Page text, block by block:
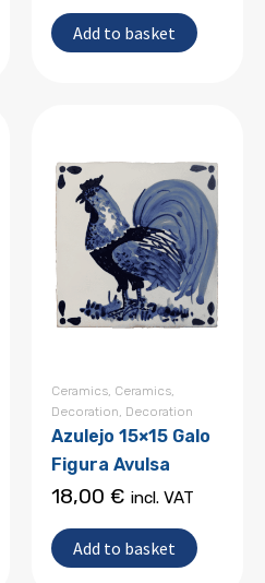
Add to basket
Ceramics, Ceramics,
Decoration, Decoration
Azulejo 15×15 Galo
Figura Avulsa
18,00 € incl. VAT
Add to basket